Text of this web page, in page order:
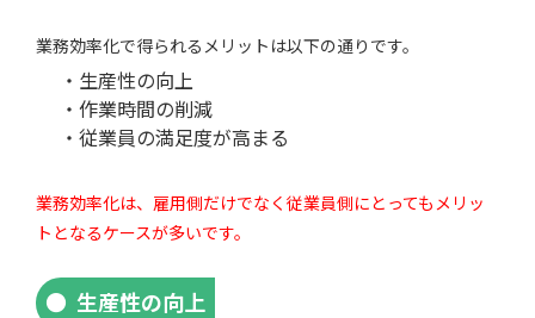
業務効率化で得られるメリットは以下の通りです。
・生産性の向上
・作業時間の削減
・従業員の満足度が高まる
業務効率化は、雇用側だけでなく従業員側にとってもメリッ
トとなるケースが多いです。
生産性の向上